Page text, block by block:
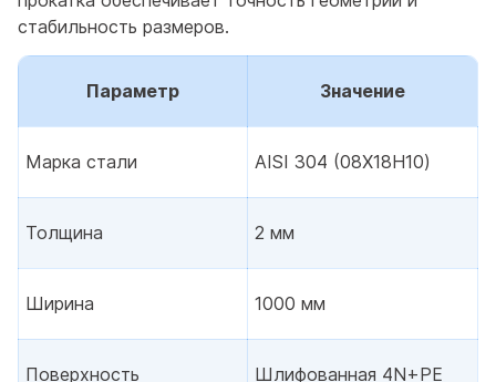
стабильность размеров.
Параметр Значение
Марка стали AISI 304 (08Х18Н10)
Толщина 2 мм
Ширина 1000 мм
Поверхность Шлифованная 4N+PE